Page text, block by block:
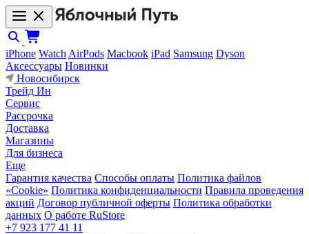
iPhone Watch AirPods Macbook iPad Samsung Dyson
Аксессуары Новинки
Новосибирск
Трейд Ин
Сервис
Рассрочка
Доставка
Магазины
Для бизнеса
Еще
Гарантия качества Способы оплаты Политика файлов
«Cookie» Политика конфиденциальности Правила проведения
акций Договор публичной оферты Политика обработки
данных О работе RuStore
+7 923 177 41 11